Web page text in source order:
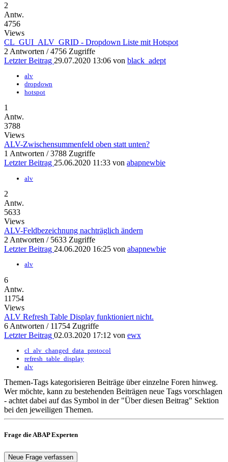
2
Antw.
4756
Views
CL_GUI_ALV_GRID - Dropdown Liste mit Hotspot
2 Antworten / 4756 Zugriffe
Letzter Beitrag 29.07.2020 13:06 von black_adept
alv
dropdown
hotspot
1
Antw.
3788
Views
ALV-Zwischensummenfeld oben statt unten?
1 Antworten / 3788 Zugriffe
Letzter Beitrag 25.06.2020 11:33 von abapnewbie
alv
2
Antw.
5633
Views
ALV-Feldbezeichnung nachträglich ändern
2 Antworten / 5633 Zugriffe
Letzter Beitrag 24.06.2020 16:25 von abapnewbie
alv
6
Antw.
11754
Views
ALV Refresh Table Display funktioniert nicht.
6 Antworten / 11754 Zugriffe
Letzter Beitrag 02.03.2020 17:12 von ewx
cl_alv_changed_data_protocol
refresh_table_display
alv
Themen-Tags kategorisieren Beiträge über einzelne Foren hinweg.
Wer möchte, kann zu bestehenden Beiträgen neue Tags vorschlagen
- achtet dabei auf das Symbol in der "Über diesen Beitrag" Sektion
bei den jeweiligen Themen.
Frage die ABAP Experten
Neue Frage verfassen